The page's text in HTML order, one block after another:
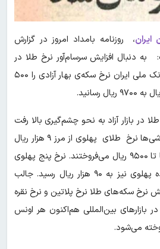
، روزنامه بامداد امروز در گزارش
۱۳۵۸ نوشت: به دنبال افزایش سرسام‌آور نرخ طلا در
بازارهای بین‌المللی دیروز بانک ملی ایران نرخ سکه‌ی بهار آزادی را ۵۰۰
در بازار آزاد به نحو چشم‌گیری بالا رفت
به نحوی که در اکثر طلافروشی‌ها نرخ طلای پهلوی از مرز ۹ هزار ریال
گذشت و در برخی صرافی‌ها تا ۹۵۰۰ ریال می‌فروختند. نرخ پنج پهلوی
طلا ۴۵ هزار ریال و نرخ ده پهلوی نیز به ۹۰ هزار ریال رسید. جالب
نرخ سکه‌های طلا نرخ پلاتین و نرخ نقره
بازارهای بین‌المللی هم‌اکنون هر اونس